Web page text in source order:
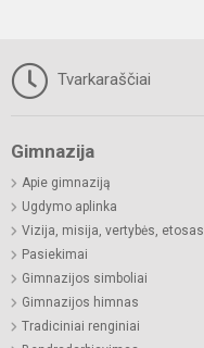
Tvarkaraščiai
Gimnazija
Apie gimnaziją
Ugdymo aplinka
Vizija, misija, vertybės, etosas
Pasiekimai
Gimnazijos simboliai
Gimnazijos himnas
Tradiciniai renginiai